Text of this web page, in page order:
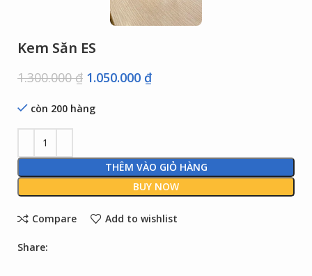
Kem Săn ES
1.300.000₫ 1.050.000 ₫
còn 200 hàng
THÊM VÀO GIỎ HÀNG
BUY NOW
Compare Add to wishlist
Share: